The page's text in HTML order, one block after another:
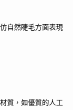
自然睫毛方面表現
質，如優質的人工